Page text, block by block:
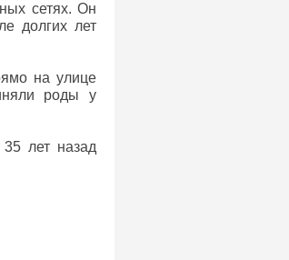
сетях. Он
долгих лет
на улице
роды у
лет назад